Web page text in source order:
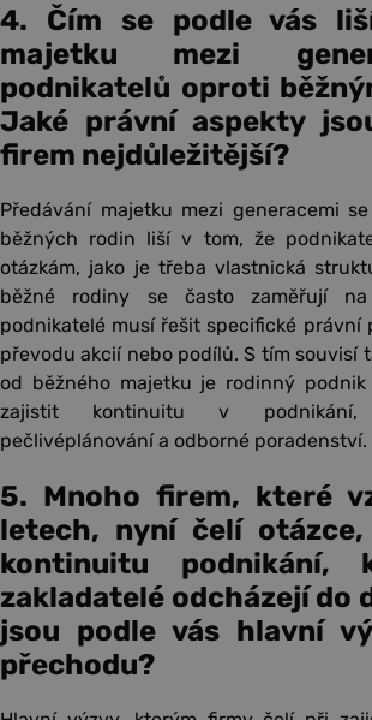
4. Čím se podle vás
majetku mezi
podnikatelů oproti
Jaké právní aspekty
firem nejdůležitější?
Předávání majetku mezi generacemi
běžných rodin liší v tom, že
otázkám, jako je třeba vlastnická
běžné rodiny se často zaměřují na
podnikatelé musí řešit specifické právní
převodu akcií nebo podílů. S tím souvisí
od běžného majetku je rodinný
zajistit kontinuitu v
pečlivéplánování a odborné poradenství.
5. Mnoho firem, které
letech, nyní čelí
kontinuitu podnikání,
zakladatelé odcházejí do
jsou podle vás hlavní
přechodu?